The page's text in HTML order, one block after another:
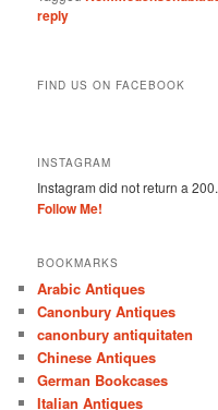
reply
FIND US ON FACEBOOK
INSTAGRAM
Instagram did not return a 200.
Follow Me!
BOOKMARKS
Arabic Antiques
Canonbury Antiques
canonbury antiquitaten
Chinese Antiques
German Bookcases
Italian Antiques